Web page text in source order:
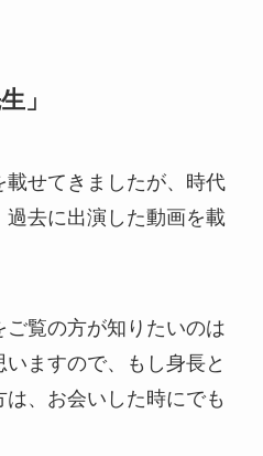
」
せてきましたが、時代
去に出演した動画を載
覧の方が知りたいのは
いますので、もし身長と
、お会いした時にでも